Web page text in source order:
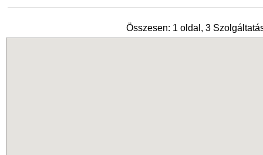
Összesen: 1 oldal, 3